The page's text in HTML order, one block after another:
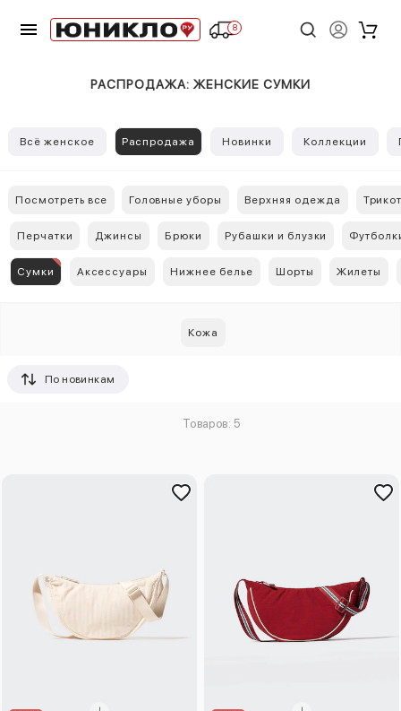
8
РАСПРОДАЖА: ЖЕНСКИЕ СУМКИ
Всё женское Распродажа Новинки Коллекции
Посмотреть все Головные уборы Верхняя одежда
Перчатки Джинсы Брюки Рубашки и блузки
Сумки Aксессуары Нижнее белье Шорты Жилеты
Кожа
По новинкам
Товаров: 5